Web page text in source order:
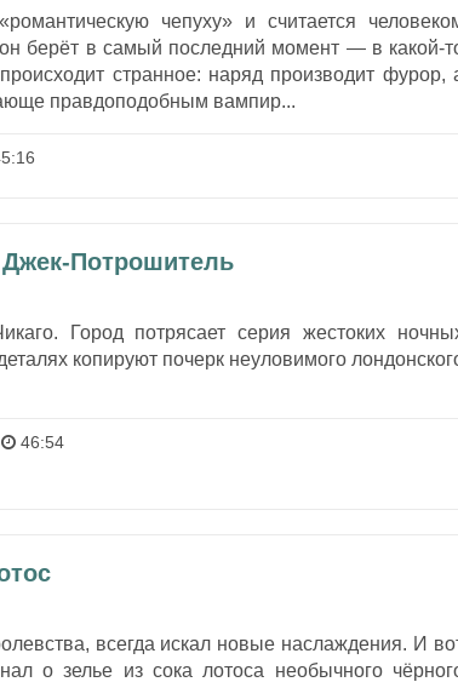
чепуху» и считается
берёт в самый последний момент — в какой-
странное: наряд производит фурор,
правдоподобным вампир...
Потрошитель
Город потрясает серия жестоких
копируют почерк неуловимого
46:54
всегда искал новые наслаждения. И
о зелье из сока лотоса необычного